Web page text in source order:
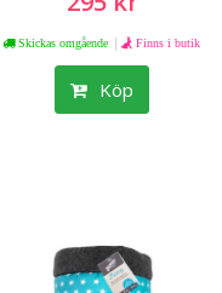
Skickas omgående | Finns i butik
Köp